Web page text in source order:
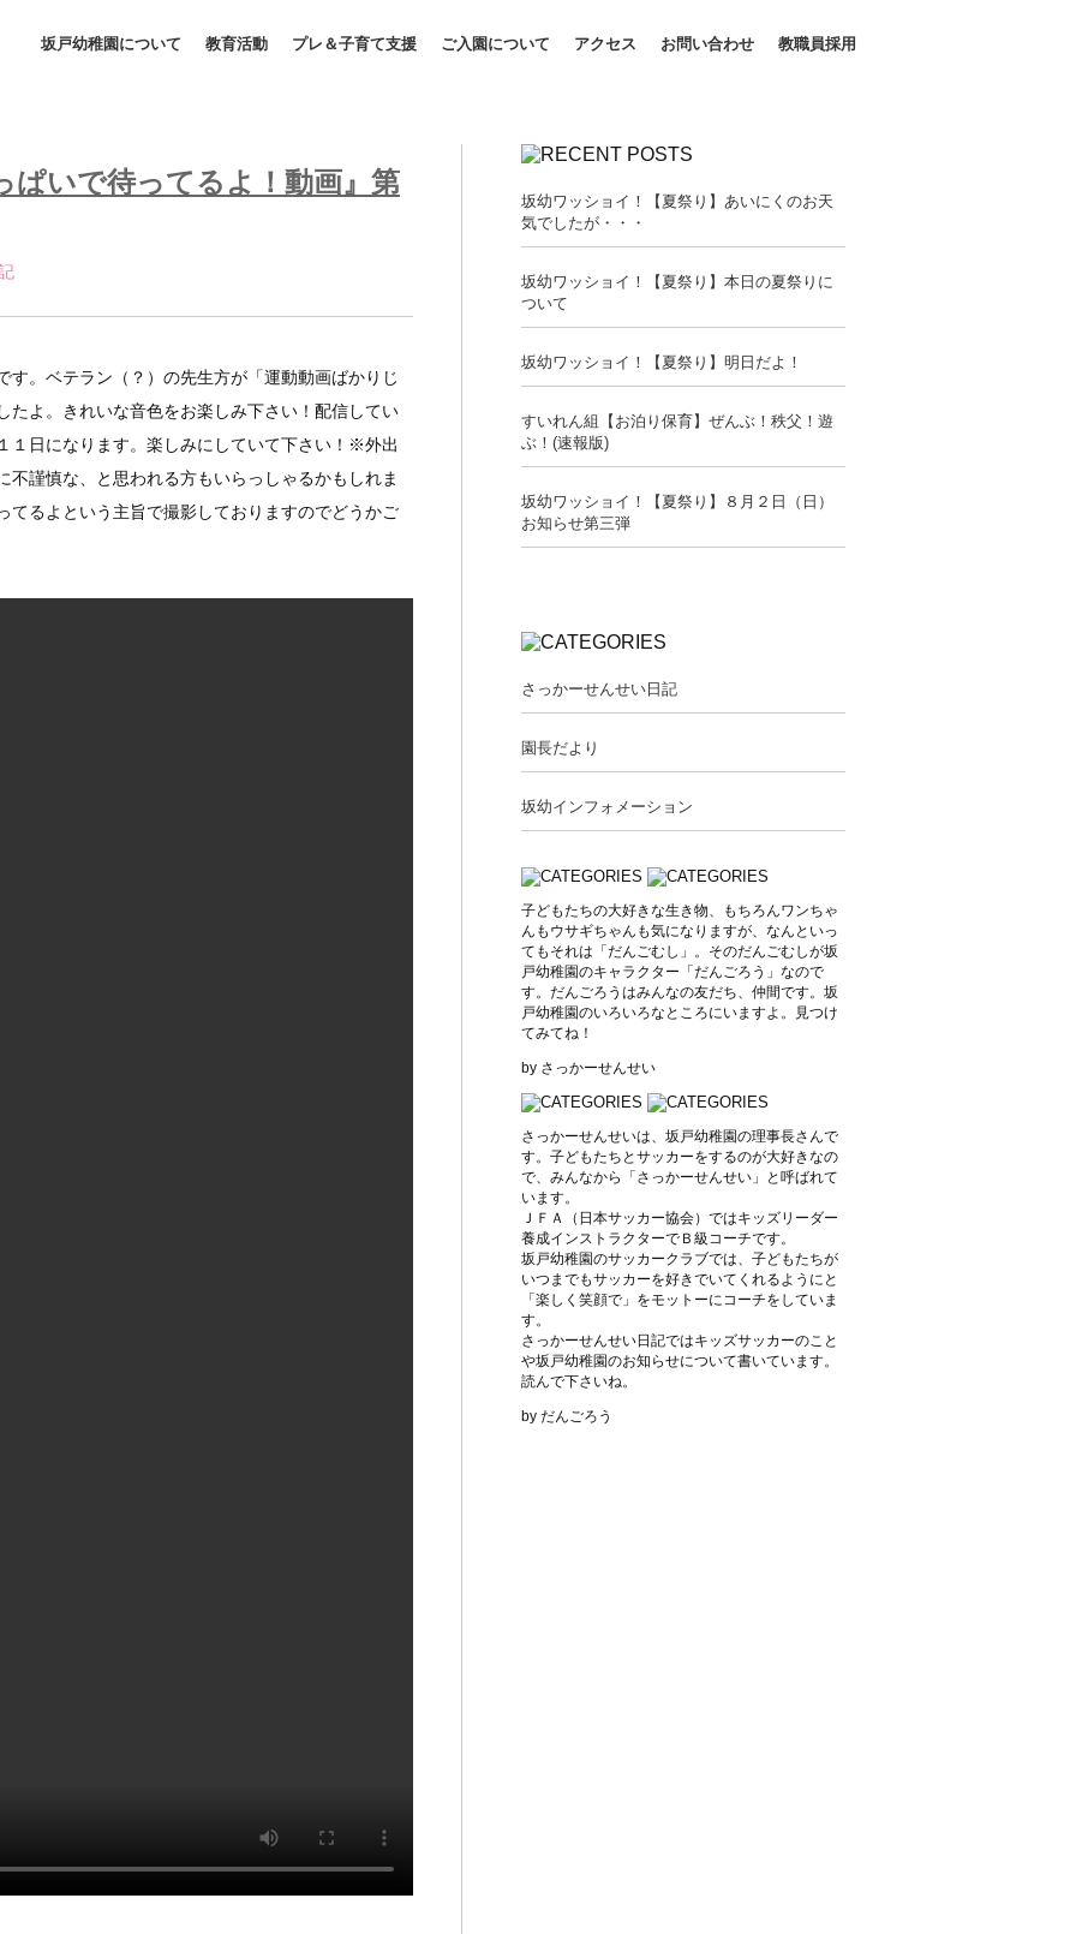
坂戸幼稚園について 教育活動 プレ＆子育て支援 ご入園について アクセス お問い合わせ 教職員採用
ぱいで待ってるよ！動画』第
す。ベテラン（？）の先生方が「運動動画ばかりじ
たよ。きれいな音色をお楽しみ下さい！配信してい
１日になります。楽しみにしていて下さい！※外出
謹慎な、と思われる方もいらっしゃるかもしれま
てるよという主旨で撮影しておりますのでどうかご
坂幼ワッショイ！【夏祭り】あいにくのお天
気でしたが・・・
坂幼ワッショイ！【夏祭り】本日の夏祭りに
ついて
坂幼ワッショイ！【夏祭り】明日だよ！
すいれん組【お泊り保育】ぜんぶ！秩父！遊
ぶ！(速報版)
坂幼ワッショイ！【夏祭り】８月２日（日）
お知らせ第三弾
さっかーせんせい日記
園長だより
坂幼インフォメーション
子どもたちの大好きな生き物、もちろんワンちゃ
んもウサギちゃんも気になりますが、なんといっ
てもそれは「だんごむし」。そのだんごむしが坂
戸幼稚園のキャラクター「だんごろう」なので
す。だんごろうはみんなの友だち、仲間です。坂
戸幼稚園のいろいろなところにいますよ。見つけ
てみてね！
by さっかーせんせい
さっかーせんせいは、坂戸幼稚園の理事長さんで
す。子どもたちとサッカーをするのが大好きなの
で、みんなから「さっかーせんせい」と呼ばれて
います。
ＪＦＡ（日本サッカー協会）ではキッズリーダー
養成インストラクターでＢ級コーチです。
坂戸幼稚園のサッカークラブでは、子どもたちが
いつまでもサッカーを好きでいてくれるようにと
「楽しく笑顔で」をモットーにコーチをしていま
す。
さっかーせんせい日記ではキッズサッカーのこと
や坂戸幼稚園のお知らせについて書いています。
読んで下さいね。
by だんごろう